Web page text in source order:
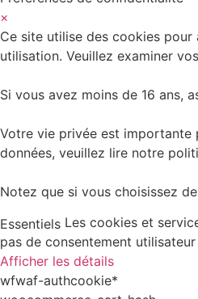
×
Ce site utilise des cookies
utilisation. Veuillez examiner
Si vous avez moins de 16 ans,
Votre vie privée est importante
données, veuillez lire notre
Notez que si vous choisissez
Essentiels Les cookies et
pas de consentement utilisateur
Afficher les détails
wfwaf-authcookie*